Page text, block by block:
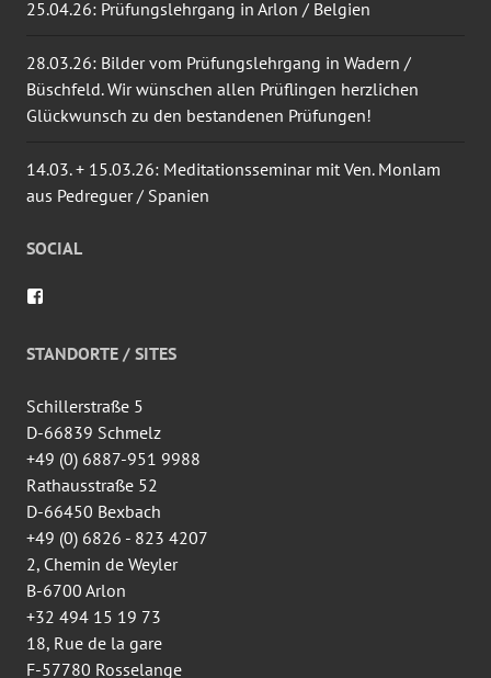
25.04.26: Prüfungslehrgang in Arlon / Belgien
28.03.26: Bilder vom Prüfungslehrgang in Wadern /
Büschfeld. Wir wünschen allen Prüflingen herzlichen
Glückwunsch zu den bestandenen Prüfungen!
14.03. + 15.03.26: Meditationsseminar mit Ven. Monlam
aus Pedreguer / Spanien
SOCIAL
auf
Facebook
STANDORTE / SITES
Schillerstraße 5
D-66839 Schmelz
+49 (0) 6887-951 9988
Rathausstraße 52
D-66450 Bexbach
+49 (0) 6826 - 823 4207
2, Chemin de Weyler
B-6700 Arlon
+32 494 15 19 73
18, Rue de la gare
F-57780 Rosselange